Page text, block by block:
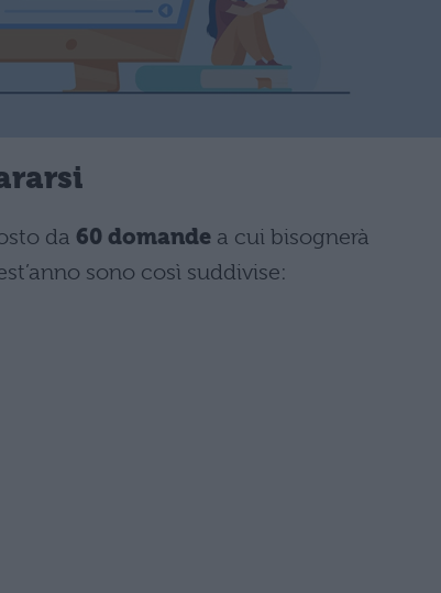
da 60 domande a cui bisognerà
sono così suddivise: